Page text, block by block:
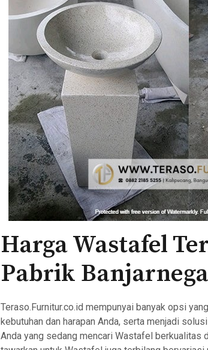
Harga Wastafel
Pabrik
Teraso.Furnitur.co.id mempunyai banyak opsi
kebutuhan dan harapan Anda, serta menjadi
Anda yang sedang mencari Wastafel berkualitas